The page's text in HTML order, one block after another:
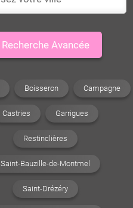
Recherche Avancée
Boisseron Campagne
Castries Garrigues
Restinclières
Saint-Bauzille-de-Montmel
Saint-Drézéry